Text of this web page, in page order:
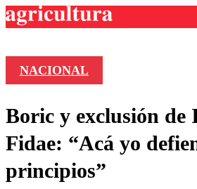
Frecuencias
Agricultura TV
Deportes
Colo Colo
Entretención
NACIONAL
Boric y exclusión de
Fidae: “Acá yo
principios”